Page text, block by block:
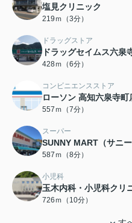
塩見クリニック
219ｍ（3分）
ドラッグストア
ドラッグセイムス六泉
428ｍ（6分）
コンビニエンスストア
ローソン 高知六泉寺町
557ｍ（7分）
スーパー
SUNNY MART（サニ
587ｍ（8分）
小児科
玉木内科・小児科クリ
726ｍ（10分）